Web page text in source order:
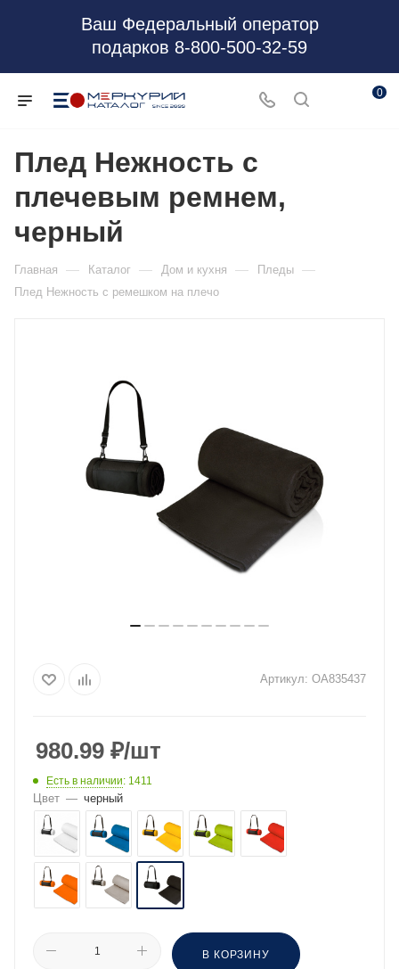
Ваш Федеральный оператор
подарков 8-800-500-32-59
0
Плед Нежность с
плечевым ремнем,
черный
Главная — Каталог — Дом и кухня — Пледы —
Плед Нежность с ремешком на плечо
Артикул: OA835437
980.99 ₽/шт
Есть в наличии: 1411
Цвет — черный
В КОРЗИНУ